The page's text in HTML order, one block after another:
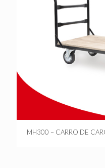
MH300 – CARRO DE